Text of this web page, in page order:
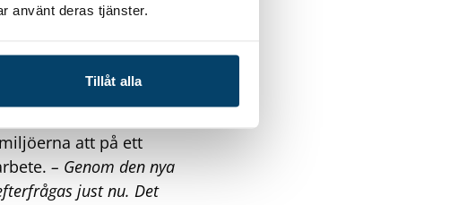
använt deras tjänster.
Tillåt alla
det viktigt att
Ett annat syfte är att
att på ett
– Genom den nya
just nu. Det